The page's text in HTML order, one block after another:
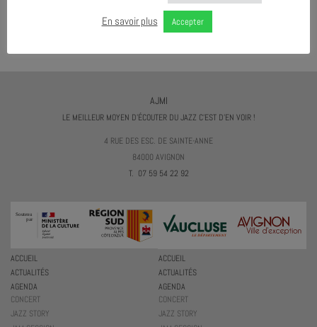
TÉLÉCHARGER LE PROGRAMME
AJMI
LE MEILLEUR MOYEN D'ÉCOUTER DU JAZZ C'EST D'EN VOIR !
4 RUE DES ESC. DE SAINTE-ANNE
84000 AVIGNON
T. 07 59 54 22 92
ACCUEIL
ACTUALITÉS
AGENDA
CONCERT
JAZZ STORY
ACCUEIL
ACTUALITÉS
AGENDA
CONCERT
JAZZ STORY
En savoir plus Accepter